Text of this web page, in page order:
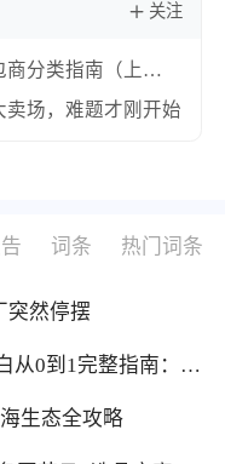
关注
分类指南（上
与等级体系
场，难题才刚开始
词条 热门词条
突然停摆
从0到1完整指南：建
生态全攻略